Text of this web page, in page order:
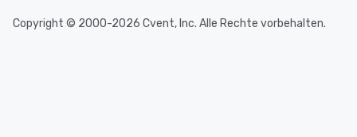
Copyright © 2000-2026 Cvent, Inc. Alle Rechte vorbehalten.